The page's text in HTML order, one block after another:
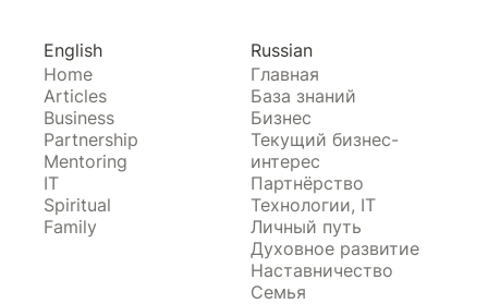
English
Home
Articles
Business
Partnership
Mentoring
IT
Spiritual
Family
Russian
Главная
База знаний
Бизнес
Текущий бизнес-
интерес
Партнёрство
Технологии, IT
Личный путь
Духовное развитие
Наставничество
Семья